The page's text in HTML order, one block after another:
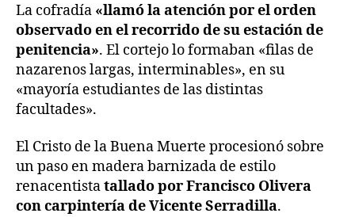
La cofradía «llamó la atención por el orden
observado en el recorrido de su estación de
penitencia». El cortejo lo formaban «filas de
nazarenos largas, interminables», en su
«mayoría estudiantes de las distintas
facultades».
El Cristo de la Buena Muerte procesionó sobre
un paso en madera barnizada de estilo
renacentistatallado por Francisco Olivera
con carpintería de Vicente Serradilla.